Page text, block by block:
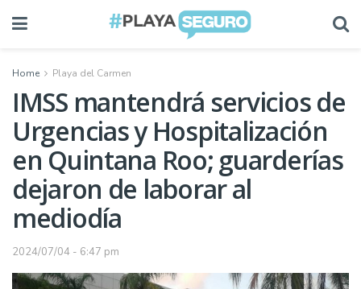
Home Playa del Carmen
IMSS mantendrá servicios de
Urgencias y Hospitalización
en Quintana Roo; guarderías
dejaron de laborar al
mediodía
2024/07/04 - 6:47 pm